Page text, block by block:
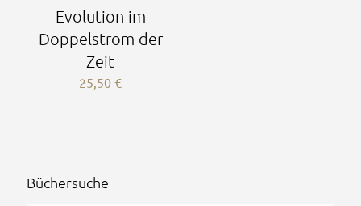
Evolution im
Doppelstrom der
Zeit
25,50€
Büchersuche